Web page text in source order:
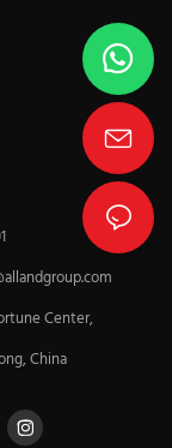
Center,
China